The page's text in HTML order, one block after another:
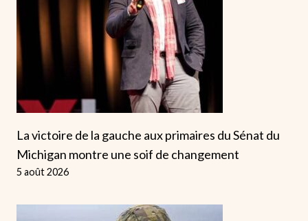
La victoire de la gauche aux primaires du Sénat du
Michigan montre une soif de changement
5 août 2026